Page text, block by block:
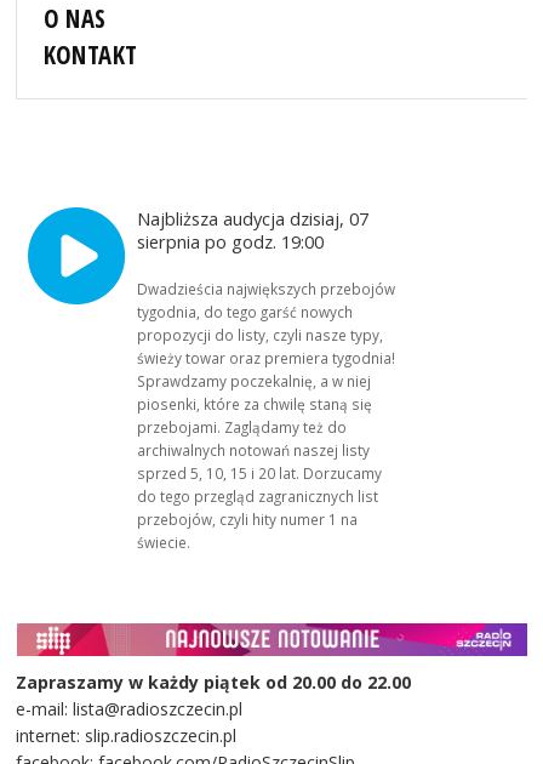
O NAS
KONTAKT
Najbliższa audycja dzisiaj, 07
sierpnia po godz. 19:00
Dwadzieścia największych przebojów
tygodnia, do tego garść nowych
propozycji do listy, czyli nasze typy,
świeży towar oraz premiera tygodnia!
Sprawdzamy poczekalnię, a w niej
piosenki, które za chwilę staną się
przebojami. Zaglądamy też do
archiwalnych notowań naszej listy
sprzed 5, 10, 15 i 20 lat. Dorzucamy
do tego przegląd zagranicznych list
przebojów, czyli hity numer 1 na
świecie.
Zapraszamy w każdy piątek od 20.00 do 22.00
e-mail: lista@radioszczecin.pl
internet: slip.radioszczecin.pl